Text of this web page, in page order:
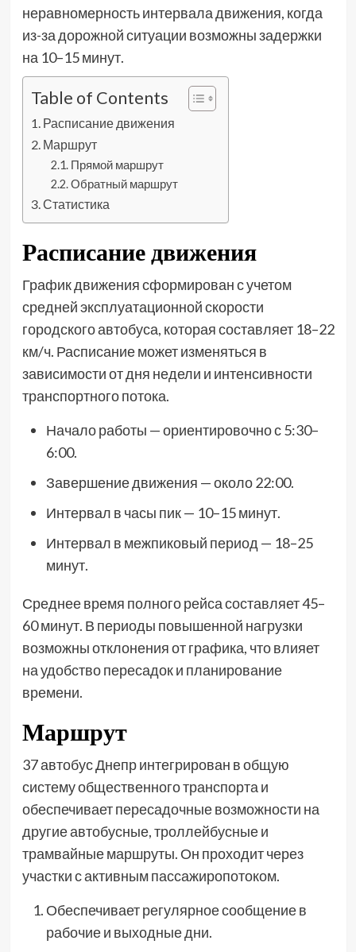
неравномерность интервала движения, когда
из-за дорожной ситуации возможны задержки
на 10–15 минут.
Table of Contents
Расписание движения
Маршрут
Прямой маршрут
Обратный маршрут
Статистика
Расписание движения
График движения сформирован с учетом
средней эксплуатационной скорости
городского автобуса, которая составляет 18–22
км/ч. Расписание может изменяться в
зависимости от дня недели и интенсивности
транспортного потока.
Начало работы — ориентировочно с 5:30–
6:00.
Завершение движения — около 22:00.
Интервал в часы пик — 10–15 минут.
Интервал в межпиковый период — 18–25
минут.
Среднее время полного рейса составляет 45–
60 минут. В периоды повышенной нагрузки
возможны отклонения от графика, что влияет
на удобство пересадок и планирование
времени.
Маршрут
37 автобус Днепр интегрирован в общую
систему общественного транспорта и
обеспечивает пересадочные возможности на
другие автобусные, троллейбусные и
трамвайные маршруты. Он проходит через
участки с активным пассажиропотоком.
Обеспечивает регулярное сообщение в
рабочие и выходные дни.